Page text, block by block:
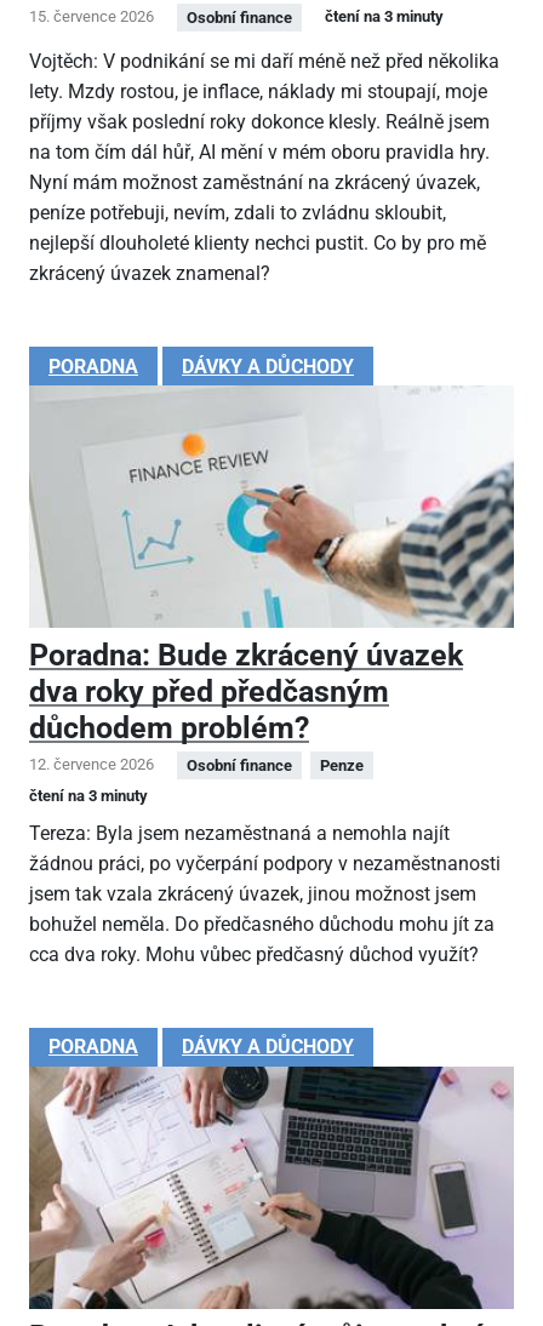
15. července 2026 Osobní finance čtení na 3 minuty
Vojtěch: V podnikání se mi daří méně než před několika
lety. Mzdy rostou, je inflace, náklady mi stoupají, moje
příjmy však poslední roky dokonce klesly. Reálně jsem
na tom čím dál hůř, AI mění v mém oboru pravidla hry.
Nyní mám možnost zaměstnání na zkrácený úvazek,
peníze potřebuji, nevím, zdali to zvládnu skloubit,
nejlepší dlouholeté klienty nechci pustit. Co by pro mě
zkrácený úvazek znamenal?
PORADNA DÁVKY A DŮCHODY
Poradna: Bude zkrácený úvazek
dva roky před předčasným
důchodem problém?
12. července 2026 Osobní finance
Penze
čtení na 3 minuty
Tereza: Byla jsem nezaměstnaná a nemohla najít
žádnou práci, po vyčerpání podpory v nezaměstnanosti
jsem tak vzala zkrácený úvazek, jinou možnost jsem
bohužel neměla. Do předčasného důchodu mohu jít za
cca dva roky. Mohu vůbec předčasný důchod využít?
PORADNA DÁVKY A DŮCHODY